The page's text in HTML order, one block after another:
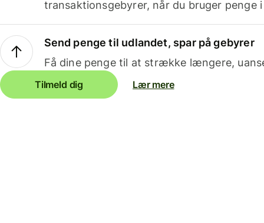
transaktionsgebyrer, når du bruger penge
Send penge til udlandet, spar på gebyrer
Få dine penge til at strække længere,
Tilmeld dig Lær mere